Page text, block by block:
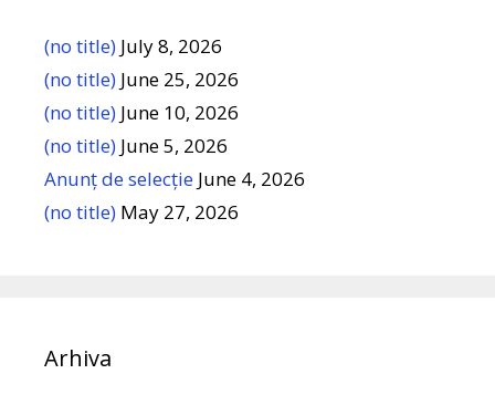
(no title) July 8, 2026
(no title) June 25, 2026
(no title) June 10, 2026
(no title) June 5, 2026
Anunț de selecție June 4, 2026
(no title) May 27, 2026
Arhiva